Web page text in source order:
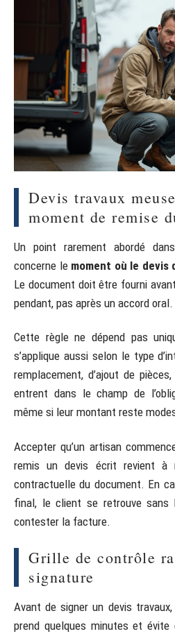
Devis travaux
moment de remise
Un point rarement abordé
concerne le moment où le
Le document doit être fourni
pendant, pas après un accord oral.
Cette règle ne dépend pas
s’applique aussi selon le type
remplacement, d’ajout de pièces,
entrent dans le champ de
même si leur montant reste
Accepter qu’un artisan
remis un devis écrit revient à
contractuelle du document. En
final, le client se retrouve sans
contester la facture.
Grille de contrôle
signature
Avant de signer un devis
prend quelques minutes et